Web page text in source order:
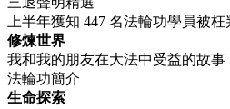
上半年獲知 447 名法輪功學員被枉
修煉世界
我和我的朋友在大法中受益的故事
法輪功簡介
生命探索